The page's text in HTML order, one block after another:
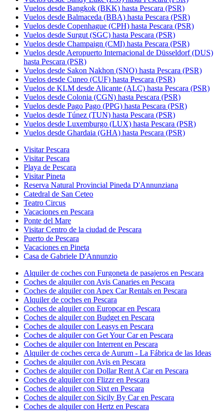
Vuelos desde Bangkok (BKK) hasta Pescara (PSR)
Vuelos desde Balmaceda (BBA) hasta Pescara (PSR)
Vuelos desde Copenhague (CPH) hasta Pescara (PSR)
Vuelos desde Surgut (SGC) hasta Pescara (PSR)
Vuelos desde Champaign (CMI) hasta Pescara (PSR)
Vuelos desde Aeropuerto Internacional de Düsseldorf (DUS)
hasta Pescara (PSR)
Vuelos desde Sakon Nakhon (SNO) hasta Pescara (PSR)
Vuelos desde Cuneo (CUF) hasta Pescara (PSR)
Vuelos de KLM desde Alicante (ALC) hasta Pescara (PSR)
Vuelos desde Colonia (CGN) hasta Pescara (PSR)
Vuelos desde Pago Pago (PPG) hasta Pescara (PSR)
Vuelos desde Túnez (TUN) hasta Pescara (PSR)
Vuelos desde Luxemburgo (LUX) hasta Pescara (PSR)
Vuelos desde Ghardaia (GHA) hasta Pescara (PSR)
Visitar Pescara
Visitar Pescara
Playa de Pescara
Visitar Pineta
Reserva Natural Provincial Pineda D'Annunziana
Catedral de San Ceteo
Teatro Circus
Vacaciones en Pescara
Ponte del Mare
Visitar Centro de la ciudad de Pescara
Puerto de Pescara
Vacaciones en Pineta
Casa de Gabriele D'Annunzio
Alquiler de coches con Furgoneta de pasajeros en Pescara
Coches de alquiler con Avis Canaries en Pescara
Coches de alquiler con Apex Car Rentals en Pescara
Alquiler de coches en Pescara
Coches de alquiler con Europcar en Pescara
Coches de alquiler con Budget en Pescara
Coches de alquiler con Leasys en Pescara
Coches de alquiler con Get Your Car en Pescara
Coches de alquiler con Interrent en Pescara
Alquiler de coches cerca de Aurum - La Fábrica de las Ideas
Coches de alquiler con Avis en Pescara
Coches de alquiler con Dollar Rent A Car en Pescara
Coches de alquiler con Flizzr en Pescara
Coches de alquiler con Sixt en Pescara
Coches de alquiler con Sicily By Car en Pescara
Coches de alquiler con Hertz en Pescara